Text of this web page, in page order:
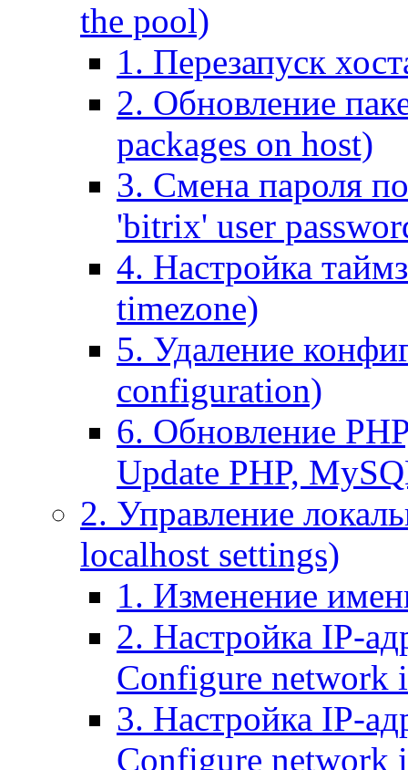
the pool)
1. Перезапуск
2. Обновление
packages on host)
3. Смена пароля
'bitrix' user
4. Настройка
timezone)
5. Удаление
configuration)
6. Обновление
Update PHP,
2. Управление
localhost settings)
1. Изменение
2. Настройка IP-
Configure network
3. Настройка IP-
Configure network